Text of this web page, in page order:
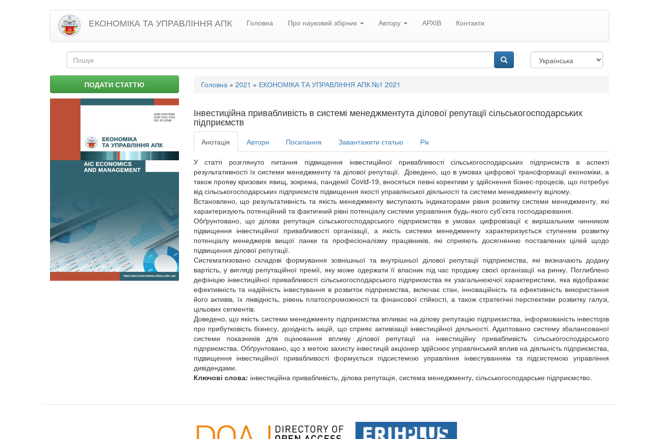
ЕКОНОМІКА ТА УПРАВЛІННЯ АПК Головна Про науковий збірник Автору АРХІВ Контакти
Пошукова
форма
ПОДАТИ СТАТТЮ Ви
тут
Головна » 2021 » ЕКОНОМІКА ТА УПРАВЛІННЯ АПК №1 2021
Інвестиційна привабливість в системі менеджментута ділової репутації сільськогосподарських
підприємств
Анотація Автори Посилання Завантажити статью Рік
У статті розглянуто питання підвищення інвестиційної привабливості сільськогосподарських підприємств в аспекті
результативності їх системи менеджменту та ділової репутації. Доведено, що в умовах цифрової трансформації економіки, а
також прояву кризових явищ, зокрема, пандемії Covid-19, вносяться певні корективи у здійснення бізнес-процесів, що потребує
від сільськогосподарських підприємств підвищення якості управлінської діяльності та системи менеджменту вцілому.
Встановлено, що результативність та якість менеджменту виступають індикаторами рівня розвитку системи менеджменту, які
характеризують потенційний та фактичний рівні потенціалу системи управління будь-якого суб’єкта господарювання.
Обґрунтовано, що ділова репутація сільськогосподарського підприємства в умовах цифровізації є вирішальним чинником
підвищення інвестиційної привабливості організації, а якість системи менеджменту характеризується ступенем розвитку
потенціалу менеджерів вищої ланки та професіоналізму працівників, які сприяють досягненню поставлених цілей щодо
підвищення ділової репутації.
Систематизовано складові формування зовнішньої та внутрішньої ділової репутації підприємства, які визначають додану
вартість, у вигляді репутаційної премії, яку може одержати її власник під час продажу своєї організації на ринку. Поглиблено
дефініцію інвестиційної привабливості сільськогосподарського підприємства як узагальнюючої характеристики, яка відображає
ефективність та надійність інвестування в розвиток підприємства, включає стан, інноваційність та ефективність використання
його активів, їх ліквідність, рівень платоспроможності та фінансової стійкості, а також стратегічні перспективи розвитку галузі,
цільових сегментів.
Доведено, що якість системи менеджменту підприємства впливає на ділову репутацію підприємства, інформованість інвесторів
про прибутковість бізнесу, дохідність акцій, що сприяє активізації інвестиційної діяльності. Адаптовано систему збалансованої
системи показників для оцінювання впливу ділової репутації на інвестиційну привабливість сільськогосподарського
підприємства. Обґрунтовано, що з метою захисту інвестицій акціонер здійснює управлінський вплив на діяльність підприємства,
підвищення інвестиційної привабливості формується підсистемою управління інвестуванням та підсистемою управління
дивідендами.
Ключові слова: інвестиційна привабливість, ділова репутація, система менеджменту, сільськогосподарське підприємство.